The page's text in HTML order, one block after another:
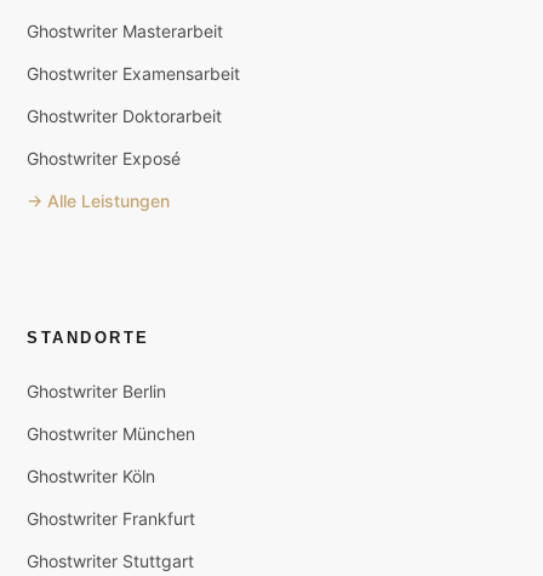
Ghostwriter Masterarbeit
Ghostwriter Examensarbeit
Ghostwriter Doktorarbeit
Ghostwriter Exposé
→ Alle Leistungen
STANDORTE
Ghostwriter Berlin
Ghostwriter München
Ghostwriter Köln
Ghostwriter Frankfurt
Ghostwriter Stuttgart